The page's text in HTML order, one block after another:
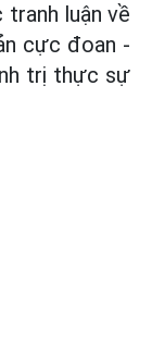
tranh luận về
cực đoan -
trị thực sự